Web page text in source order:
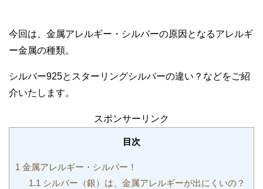
今回は、金属アレルギー・シルバーの原因となるアレルギ
ー金属の種類。
シルバー925とスターリングシルバーの違い？などをご紹
介いたします。
スポンサーリンク
目次
1 金属アレルギー・シルバー！
1.1 シルバー（銀）は、金属アレルギーが出にくいの？